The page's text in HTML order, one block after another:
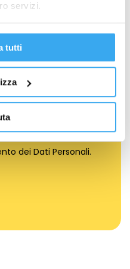
servizi.
tutti
*
dei Dati Personali.